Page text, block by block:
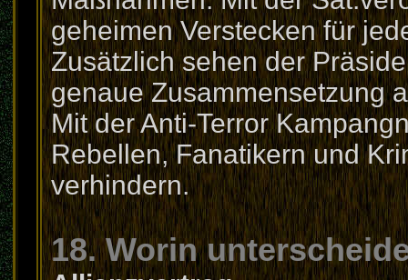
geheimen Verstecken für
Zusätzlich sehen der
genaue Zusammensetzung
Mit der Anti-Terror
Rebellen, Fanatikern und
verhindern.
18. Worin